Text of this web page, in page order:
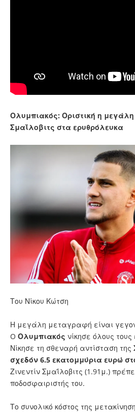
Ολυμπιακός: Οριστική η
Σμαΐλοβιτς στα ερυθρόλευκα
Του Νίκου Κώτση
Η μεγάλη μεταγραφή είναι
O Ολυμπιακός νίκησε όλους
Νίκησε τη σθεναρή αντίσταση της
σχεδόν 6.5 εκατομμύρια ευρώ
Ζινεντίν Σμαΐλοβιτς (1.91μ.)
ποδοσφαιριστής του.
Το συνολικό κόστος της